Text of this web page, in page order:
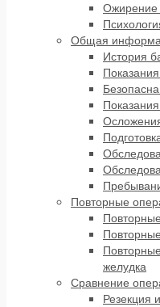
Ожирение
Общая
История
Повторные
желудка
Сравнение
Резекция